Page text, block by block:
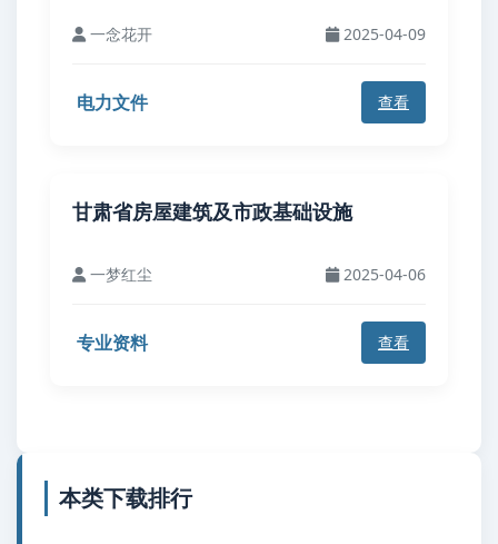
一念花开 2025-04-09
电力文件 查看
甘肃省房屋建筑及市政基础设施
一梦红尘 2025-04-06
专业资料 查看
本类下载排行